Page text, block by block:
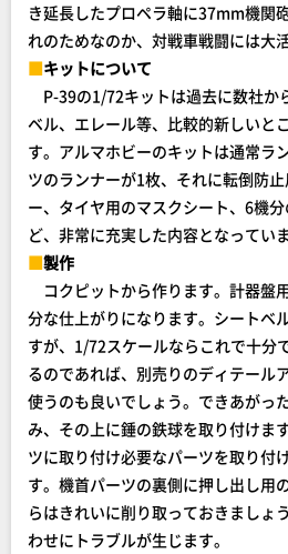
き延長したプロペラ軸に37mm機関
れのためなのか、対戦車戦闘には大
■キットについて
P-39の1/72キットは過去に数社か
ベル、エレール等、比較的新しいと
す。アルマホビーのキットは通常ラ
ツのランナーが1枚、それに転倒防
ー、タイヤ用のマスクシート、6機
ど、非常に充実した内容となっていま
■製作
コクピットから作ります。計器盤
分な仕上がりになります。シートベ
すが、1/72スケールならこれで十分
るのであれば、別売りのディテール
使うのも良いでしょう。できあがっ
み、その上に錘の鉄球を取り付けま
ツに取り付け必要なパーツを取り付
す。機首パーツの裏側に押し出し用
らはきれいに削り取っておきましょ
わせにトラブルが生じます。